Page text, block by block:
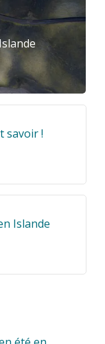
savoir !
Islande